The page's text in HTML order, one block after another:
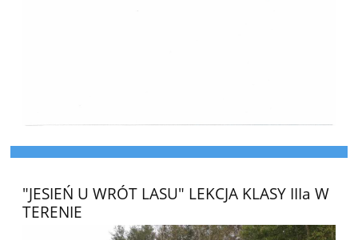
"JESIEŃ U WRÓT LASU" LEKCJA KLASY IIIa W
TERENIE